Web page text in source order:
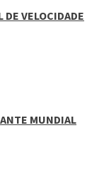
VELOCIDADE
MUNDIAL